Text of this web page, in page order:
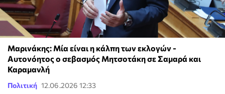
Μαρινάκης: Μία είναι η κάλπη των εκλογών -
Αυτονόητος ο σεβασμός Μητσοτάκη σε Σαμαρά και
Καραμανλή
Πολιτική 12.06.2026 12:33